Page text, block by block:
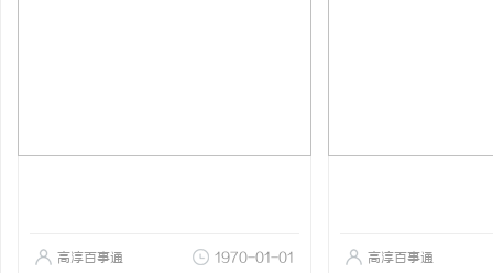
高淳百事通 1970-01-01 高淳百事通